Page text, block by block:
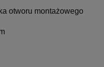
otworu montażowego